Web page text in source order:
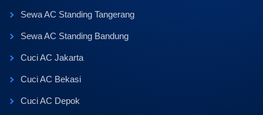
Sewa AC Standing Tangerang
Sewa AC Standing Bandung
Cuci AC Jakarta
Cuci AC Bekasi
Cuci AC Depok